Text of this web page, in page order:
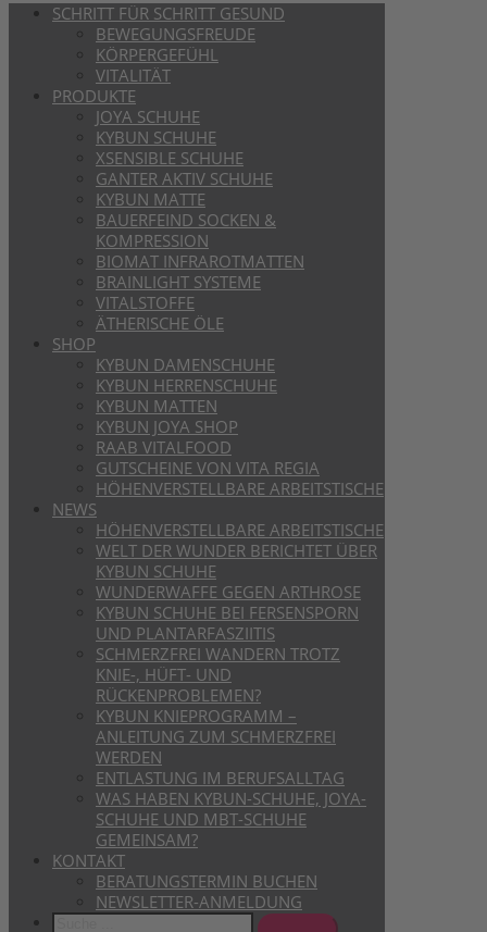
SCHRITT FÜR SCHRITT GESUND
BEWEGUNGSFREUDE
KÖRPERGEFÜHL
VITALITÄT
PRODUKTE
JOYA SCHUHE
KYBUN SCHUHE
XSENSIBLE SCHUHE
GANTER AKTIV SCHUHE
KYBUN MATTE
BAUERFEIND SOCKEN &
KOMPRESSION
BIOMAT INFRAROTMATTEN
BRAINLIGHT SYSTEME
VITALSTOFFE
ÄTHERISCHE ÖLE
SHOP
KYBUN DAMENSCHUHE
KYBUN HERRENSCHUHE
KYBUN MATTEN
KYBUN JOYA SHOP
RAAB VITALFOOD
GUTSCHEINE VON VITA REGIA
HÖHENVERSTELLBARE ARBEITSTISCHE
NEWS
HÖHENVERSTELLBARE ARBEITSTISCHE
WELT DER WUNDER BERICHTET ÜBER
KYBUN SCHUHE
WUNDERWAFFE GEGEN ARTHROSE
KYBUN SCHUHE BEI FERSENSPORN
UND PLANTARFASZIITIS
SCHMERZFREI WANDERN TROTZ
KNIE-, HÜFT- UND
RÜCKENPROBLEMEN?
KYBUN KNIEPROGRAMM –
ANLEITUNG ZUM SCHMERZFREI
WERDEN
ENTLASTUNG IM BERUFSALLTAG
WAS HABEN KYBUN-SCHUHE, JOYA-
SCHUHE UND MBT-SCHUHE
GEMEINSAM?
KONTAKT
BERATUNGSTERMIN BUCHEN
NEWSLETTER-ANMELDUNG
Search